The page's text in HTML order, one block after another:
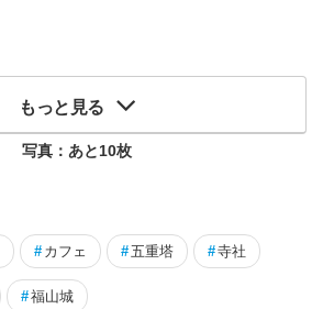
もっと見る
写真：あと10枚
# カフェ #五重塔 #寺社
#福山城